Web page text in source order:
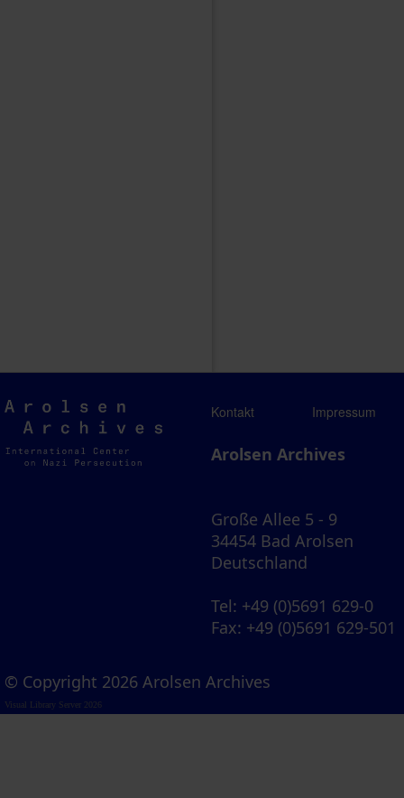
Arolsen
Archives
Kontakt Impressum
Arolsen Archives
Große Allee 5 - 9
34454 Bad Arolsen
Deutschland
Tel: +49 (0)5691 629-0
Fax: +49 (0)5691 629-501
© Copyright 2026 Arolsen Archives
Visual Library Server 2026